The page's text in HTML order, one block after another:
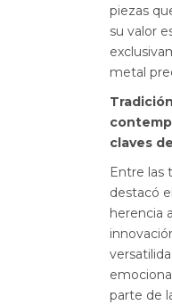
piezas
su valor
metal
claves
Entre las
destacó
herencia
parte de